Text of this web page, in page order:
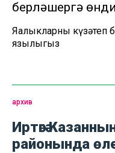
берләшергә
Яңалыкларны күзәтеп
язылыгыз
архив
Иртәгә
районында